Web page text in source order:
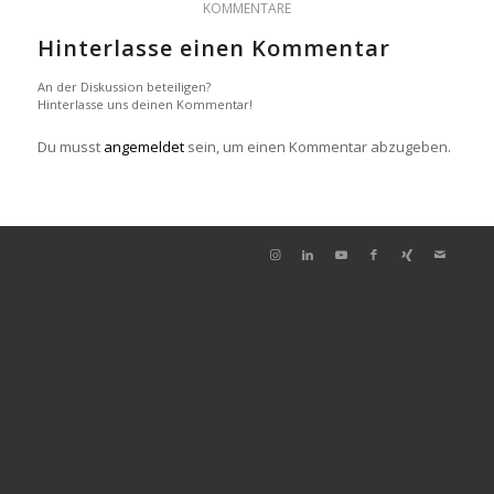
KOMMENTARE
Hinterlasse einen Kommentar
An der Diskussion beteiligen?
Hinterlasse uns deinen Kommentar!
Du musst angemeldetsein, um einen Kommentar abzugeben.